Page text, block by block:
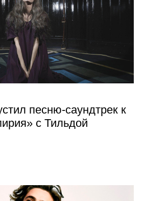
песню-саундтрек к
с Тильдой